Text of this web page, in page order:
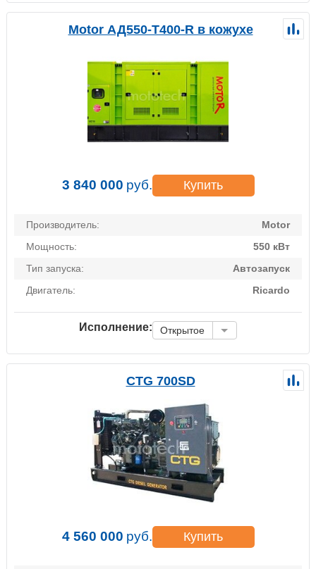
Motor АД550-Т400-R в кожухе
3 840 000 руб. Купить
Производитель:
Motor
Мощность:
550 кВт
Тип запуска:
Автозапуск
Двигатель:
Ricardo
Исполнение: Открытое
CTG 700SD
4 560 000 руб. Купить